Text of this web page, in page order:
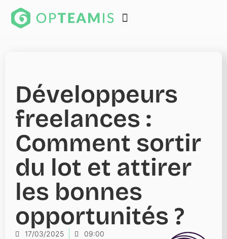
Développeurs
freelances :
Comment sortir
du lot et attirer
les bonnes
opportunités ?
17/03/2025 09:00